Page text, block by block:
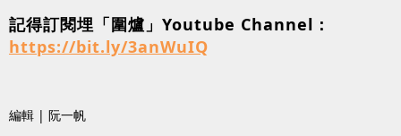
記得訂閱埋「圍爐」Youtube Channel：
https://bit.ly/3anWuIQ
編輯 | 阮一帆